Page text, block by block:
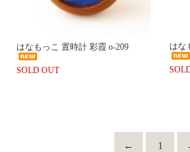
はなもっこ 置時計 彩霞 o-209
SOLD OUT
はな
← 1